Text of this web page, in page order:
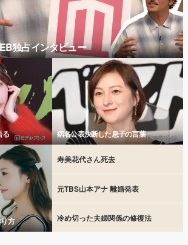
独占インタビュー
る 病名公表決断した息子の言葉
方
寿美花代さん死去
元TBS山本アナ 離婚発表
冷め切った夫婦関係の修復法